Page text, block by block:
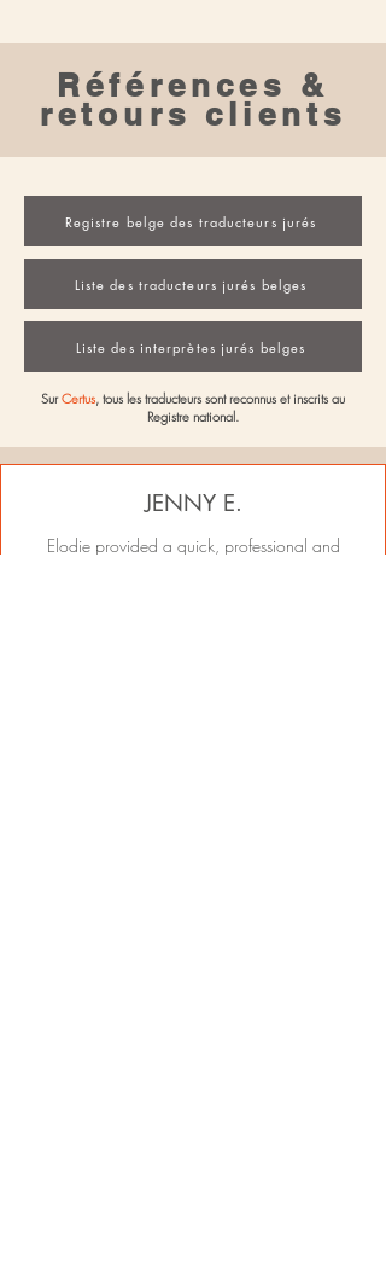
Références &
retours clients
Registre belge des traducteurs jurés
Liste des traducteurs jurés belges
Liste des interprètes jurés belges
SurCertus, tous les traducteurs sont reconnus et inscrits au
Registre national.
JENNY E.
Elodie provided a quick, professional and